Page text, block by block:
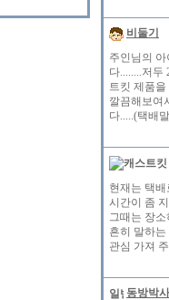
비둘기
주인님의
다........저두
트킷 제품
깔끔해보여
다.....(택배
현재는 택
시간이 좀
그때는 장
흔히 말하
관심 가져
동방박